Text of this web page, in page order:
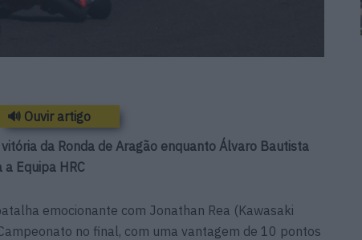
🔊 Ouvir artigo
da Ronda de Aragão enquanto Álvaro Bautista
Equipa HRC
emocionante com Jonathan Rea (Kawasaki
no final, com uma vantagem de 10 pontos